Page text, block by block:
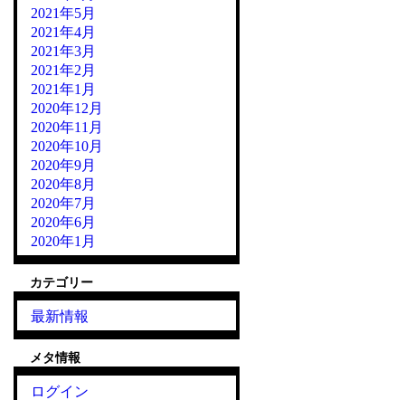
2021年5月
2021年4月
2021年3月
2021年2月
2021年1月
2020年12月
2020年11月
2020年10月
2020年9月
2020年8月
2020年7月
2020年6月
2020年1月
カテゴリー
最新情報
メタ情報
ログイン